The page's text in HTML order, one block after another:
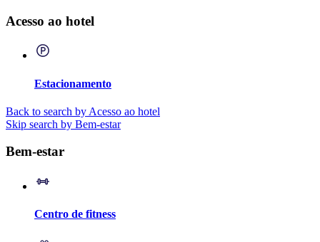
Acesso ao hotel
Estacionamento
Back to search by Acesso ao hotel
Skip search by Bem-estar
Bem-estar
Centro de fitness